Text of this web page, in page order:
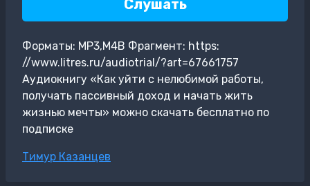
Слушать
Форматы: MP3,M4B Фрагмент: https:
//www.litres.ru/audiotrial/?art=67661757
Аудиокнигу «Как уйти с нелюбимой работы,
получать пассивный доход и начать жить
жизнью мечты» можно скачать бесплатно по
подписке
Метки
Тимур Казанцев